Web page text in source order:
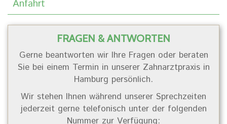
Anfahrt
FRAGEN & ANTWORTEN
Gerne beantworten wir Ihre Fragen oder beraten
Sie bei einem Termin in unserer Zahnarztpraxis in
Hamburg persönlich.
Wir stehen Ihnen während unserer Sprechzeiten
jederzeit gerne telefonisch unter der folgenden
Nummer zur Verfügung: